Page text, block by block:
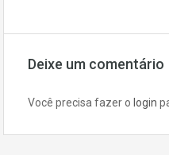
Deixe um comentário
Você precisa fazer o login